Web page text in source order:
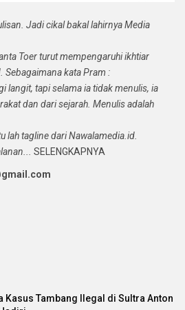
Jadi cikal bakal lahirnya Media
Toer turut mempengaruhi ikhtiar
Sebagaimana kata Pram :
langit, tapi selama ia tidak menulis, ia
dan dari sejarah. Menulis adalah
lah tagline dari Nawalamedia.id.
SELENGKAPNYA
Kasus Tambang Ilegal di Sultra Anton